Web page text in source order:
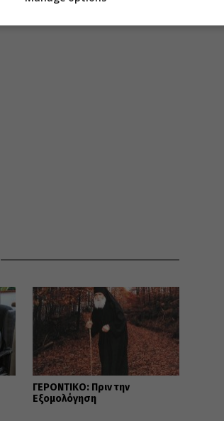
ΓΕΡΟΝΤΙΚΟ: Πριν την
Εξομολόγηση